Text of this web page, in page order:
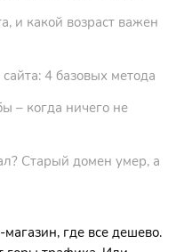
где все дешево.
и какой возраст важен
4 базовых метода
– когда ничего не
Старый домен умер, а